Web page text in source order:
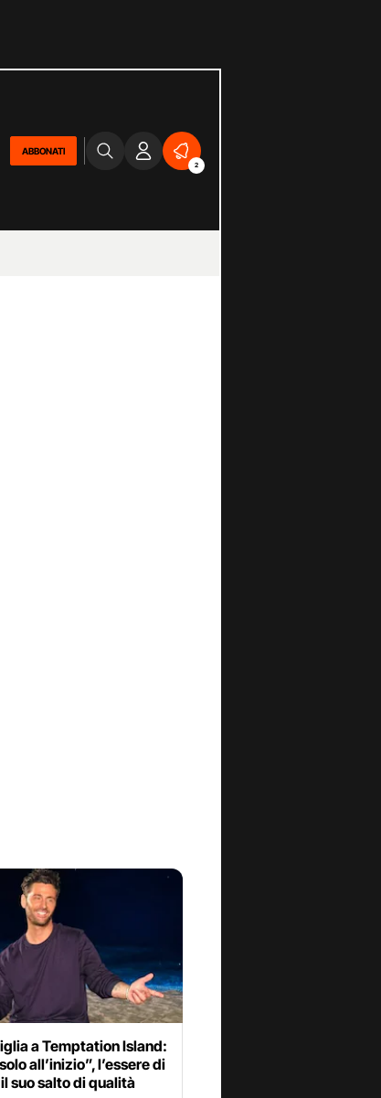
ABBONATI
2
a Temptation Island:
all’inizio”, l’essere di
suo salto di qualità